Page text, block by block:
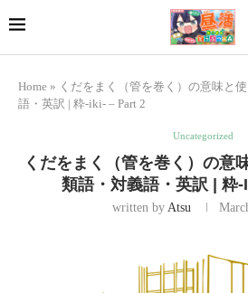
Home » くだをまく（管を巻く）の意味と
語・英訳 | 粋-iki- – Part 2
Uncategorized
くだをまく（管を巻く）の意
類語・対義語・英訳 | 粋
written by Atsu